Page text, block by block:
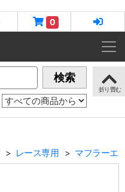
0
検索
レース専用 マフラーエ